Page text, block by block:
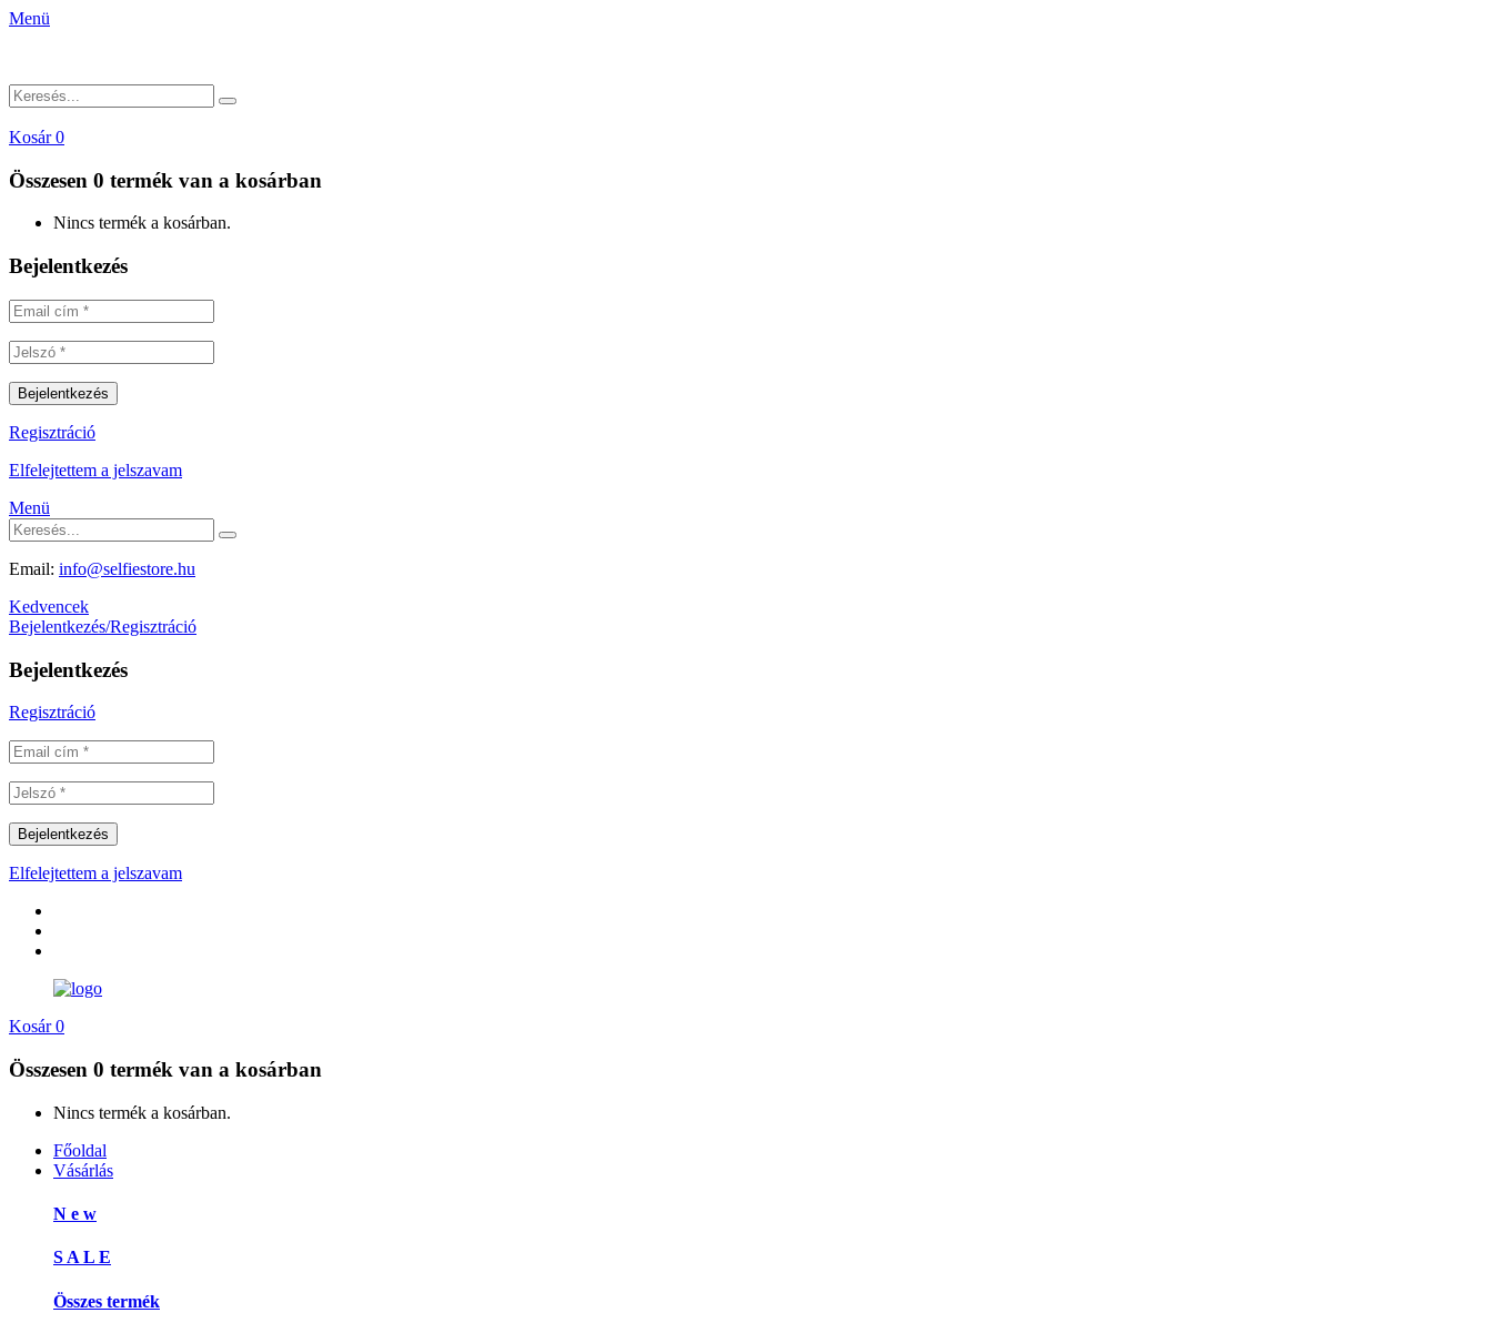
Menü
Kosár 0
Összesen 0 termék van a kosárban
Nincs termék a kosárban.
Bejelentkezés
Regisztráció
Elfelejtettem a jelszavam
Menü
Email: info@selfiestore.hu
Kedvencek
Bejelentkezés/Regisztráció
Bejelentkezés
Regisztráció
Elfelejtettem a jelszavam
Kosár 0
Összesen 0 termék van a kosárban
Nincs termék a kosárban.
Főoldal
Vásárlás
N e w
S A L E
Összes termék